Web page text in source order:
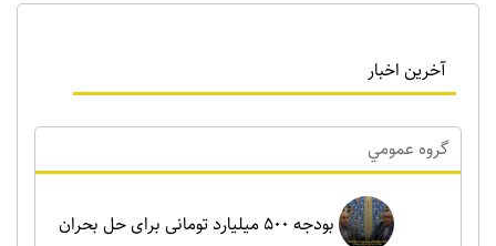
آخرین اخبار
گروه عمومي
بودجه ۵۰۰ میلیارد تومانی برای حل بحران